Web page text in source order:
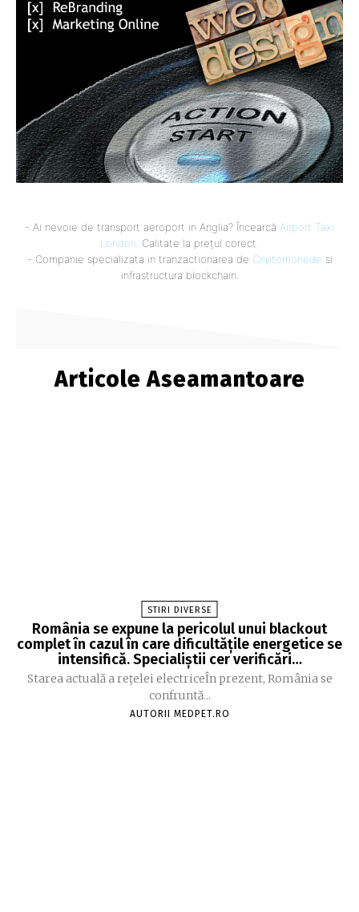
- Ai nevoie de transport aeroport in Anglia? Încearcă Airport Taxi
London. Calitate la prețul corect.
- Companie specializata in tranzactionarea de Criptomonede si
infrastructura blockchain.
Articole Aseamantoare
STIRI DIVERSE
România se expune la pericolul unui blackout
complet în cazul în care dificultățile energetice se
intensifică. Specialiștii cer verificări…
Starea actuală a rețelei electriceÎn prezent, România se
confruntă...
AUTORII MEDPET.RO